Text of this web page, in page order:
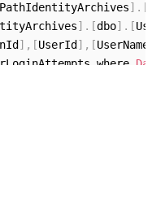
] .
] . [dbo] . [
] , [UserId ] , [
where